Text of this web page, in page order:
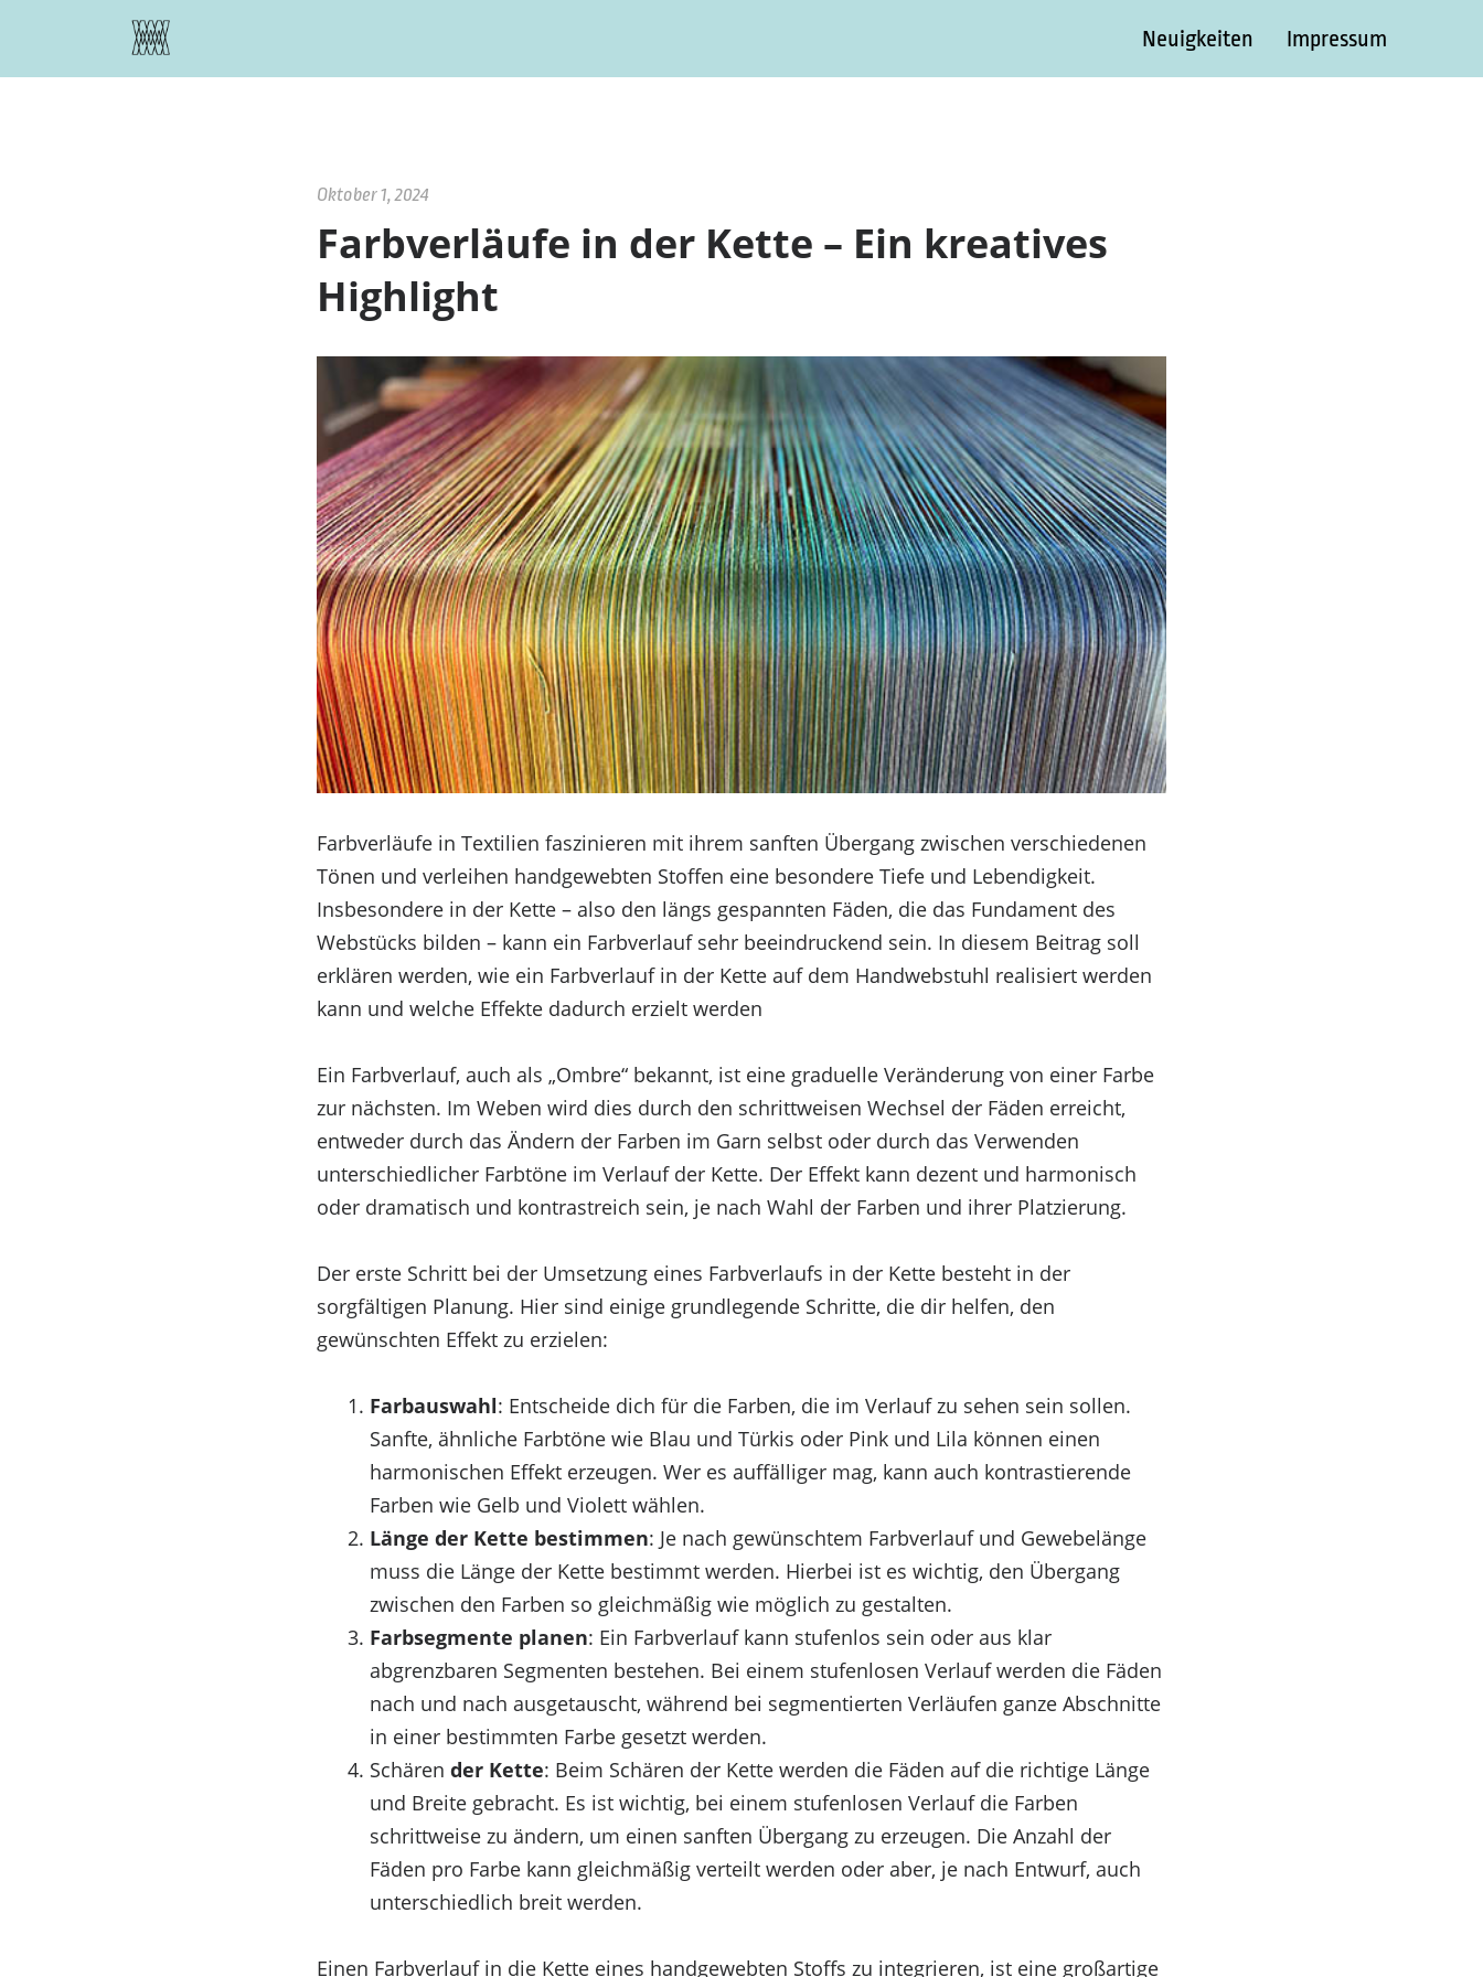
Zustimmung verwalten
Neuigkeiten Impressum
Oktober 1, 2024
Farbverläufe in der Kette – Ein kreatives
Highlight
Farbverläufe in Textilien faszinieren mit ihrem sanften Übergang zwischen verschiedenen
Tönen und verleihen handgewebten Stoffen eine besondere Tiefe und Lebendigkeit.
Insbesondere in der Kette – also den längs gespannten Fäden, die das Fundament des
Webstücks bilden – kann ein Farbverlauf sehr beeindruckend sein. In diesem Beitrag soll
erklären werden, wie ein Farbverlauf in der Kette auf dem Handwebstuhl realisiert werden
kann und welche Effekte dadurch erzielt werden
Ein Farbverlauf, auch als „Ombre“ bekannt, ist eine graduelle Veränderung von einer Farbe
zur nächsten. Im Weben wird dies durch den schrittweisen Wechsel der Fäden erreicht,
entweder durch das Ändern der Farben im Garn selbst oder durch das Verwenden
unterschiedlicher Farbtöne im Verlauf der Kette. Der Effekt kann dezent und harmonisch
oder dramatisch und kontrastreich sein, je nach Wahl der Farben und ihrer Platzierung.
Der erste Schritt bei der Umsetzung eines Farbverlaufs in der Kette besteht in der
sorgfältigen Planung. Hier sind einige grundlegende Schritte, die dir helfen, den
gewünschten Effekt zu erzielen:
Farbauswahl: Entscheide dich für die Farben, die im Verlauf zu sehen sein sollen.
Sanfte, ähnliche Farbtöne wie Blau und Türkis oder Pink und Lila können einen
harmonischen Effekt erzeugen. Wer es auffälliger mag, kann auch kontrastierende
Farben wie Gelb und Violett wählen.
Länge der Kette bestimmen: Je nach gewünschtem Farbverlauf und Gewebelänge
muss die Länge der Kette bestimmt werden. Hierbei ist es wichtig, den Übergang
zwischen den Farben so gleichmäßig wie möglich zu gestalten.
Farbsegmente planen: Ein Farbverlauf kann stufenlos sein oder aus klar
abgrenzbaren Segmenten bestehen. Bei einem stufenlosen Verlauf werden die Fäden
nach und nach ausgetauscht, während bei segmentierten Verläufen ganze Abschnitte
in einer bestimmten Farbe gesetzt werden.
Schären der Kette: Beim Schären der Kette werden die Fäden auf die richtige Länge
und Breite gebracht. Es ist wichtig, bei einem stufenlosen Verlauf die Farben
schrittweise zu ändern, um einen sanften Übergang zu erzeugen. Die Anzahl der
Fäden pro Farbe kann gleichmäßig verteilt werden oder aber, je nach Entwurf, auch
unterschiedlich breit werden.
Einen Farbverlauf in die Kette eines handgewebten Stoffs zu integrieren, ist eine großartige